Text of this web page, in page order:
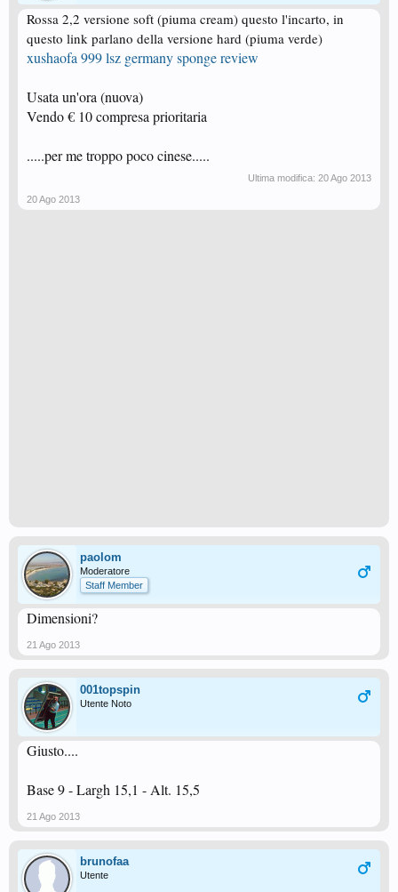
Rossa 2,2 versione soft (piuma cream) questo l'incarto, in
questo link parlano della versione hard (piuma verde)
xushaofa 999 lsz germany sponge review
Usata un'ora (nuova)
Vendo € 10 compresa prioritaria
.....per me troppo poco cinese.....
Ultima modifica: 20 Ago 2013
20 Ago 2013
paolom
Moderatore
Staff Member
Dimensioni?
21 Ago 2013
001topspin
Utente Noto
Giusto....
Base 9 - Largh 15,1 - Alt. 15,5
21 Ago 2013
brunofaa
Utente